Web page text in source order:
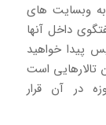
وبسایت های
داخل آنها
پیدا خواهید
تالارهایی است
در آن قرار